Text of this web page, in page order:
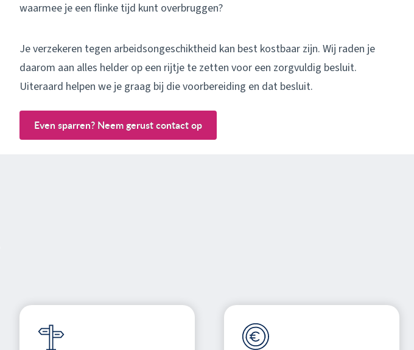
waarmee je een flinke tijd kunt overbruggen?
Je verzekeren tegen arbeidsongeschiktheid kan best kostbaar zijn. Wij raden je
daarom aan alles helder op een rijtje te zetten voor een zorgvuldig besluit.
Uiteraard helpen we je graag bij die voorbereiding en dat besluit.
Even sparren? Neem gerust contact op